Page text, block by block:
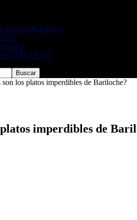
EXPOSICIONES
son los platos imperdibles de Bariloche?
platos imperdibles de